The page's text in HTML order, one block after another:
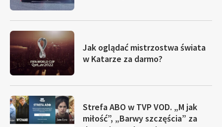
Jak oglądać mistrzostwa świata
w Katarze za darmo?
Strefa ABO w TVP VOD. „M jak
miłość”, „Barwy szczęścia” za